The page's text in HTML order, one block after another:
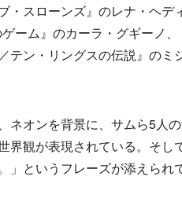
・スローンズ』のレナ・ヘデ
ーム』のカーラ・グギーノ
テン・リングスの伝説』のミ
オンを背景に、サムら5人
界観が表現されている。そし
というフレーズが添えられ